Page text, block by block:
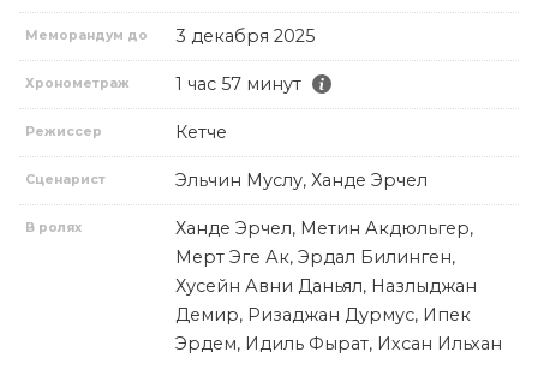
Меморандум до 3 декабря 2025
Хронометраж 1 час 57 минут
Режиссер Кетче
Сценарист Эльчин Муслу, Ханде Эрчел
В ролях
Ханде Эрчел, Метин Акдюльгер,
Мерт Эге Ак, Эрдал Билинген,
Хусейн Авни Даньял, Назлыджан
Демир, Ризаджан Дурмус, Ипек
Эрдем, Идиль Фырат, Ихсан Ильхан